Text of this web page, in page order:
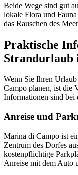
Beide Wege sind gut
lokale Flora und
das Rauschen des
Praktische
Strandurlaub
Wenn Sie Ihren
Campo planen, ist die
Informationen sind bei
Anreise und
Marina di Campo ist
Zentrum des Dorfes
kostenpflichtige
Anreise mit dem Auto